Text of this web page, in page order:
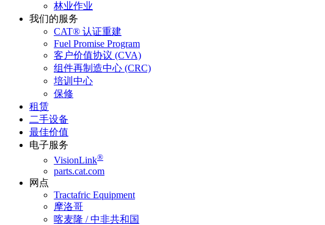
林业作业
我们的服务
CAT® 认证重建
Fuel Promise Program
客户价值协议 (CVA)
组件再制造中心 (CRC)
培训中心
保修
租赁
二手设备
最佳价值
电子服务
VisionLink®
parts.cat.com
网点
Tractafric Equipment
摩洛哥
喀麦隆 / 中非共和国